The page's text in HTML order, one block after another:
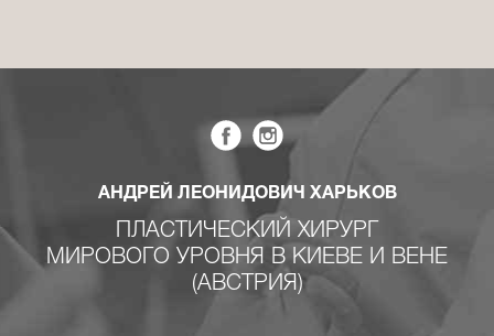
АНДРЕЙ ЛЕОНИДОВИЧ ХАРЬКОВ
ПЛАСТИЧЕСКИЙ ХИРУРГ
МИРОВОГО УРОВНЯ В КИЕВЕ И ВЕНЕ
(АВСТРИЯ)